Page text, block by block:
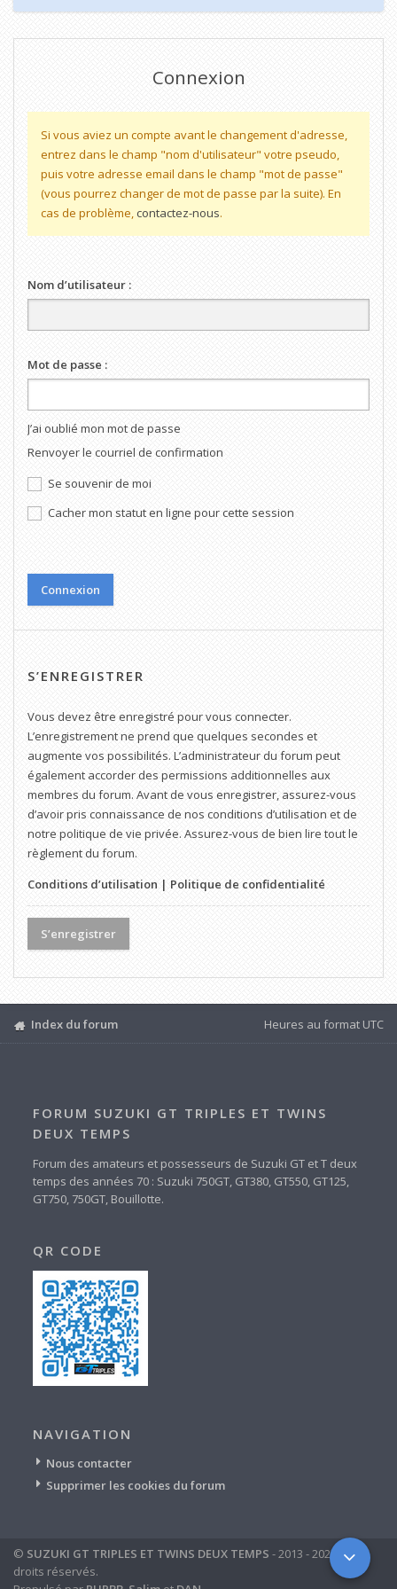
Connexion
Si vous aviez un compte avant le changement d'adresse,
entrez dans le champ "nom d'utilisateur" votre pseudo,
puis votre adresse email dans le champ "mot de passe"
(vous pourrez changer de mot de passe par la suite). En
cas de problème, contactez-nous.
Nom d’utilisateur :
Mot de passe :
J’ai oublié mon mot de passe
Renvoyer le courriel de confirmation
Se souvenir de moi
Cacher mon statut en ligne pour cette session
S’ENREGISTRER
Vous devez être enregistré pour vous connecter.
L’enregistrement ne prend que quelques secondes et
augmente vos possibilités. L’administrateur du forum peut
également accorder des permissions additionnelles aux
membres du forum. Avant de vous enregistrer, assurez-vous
d’avoir pris connaissance de nos conditions d’utilisation et de
notre politique de vie privée. Assurez-vous de bien lire tout le
règlement du forum.
Conditions d’utilisation | Politique de confidentialité
S’enregistrer
Index du forum Heures au format UTC
FORUM SUZUKI GT TRIPLES ET TWINS
DEUX TEMPS
Forum des amateurs et possesseurs de Suzuki GT et T deux
temps des années 70 : Suzuki 750GT, GT380, GT550, GT125,
GT750, 750GT, Bouillotte.
QR CODE
NAVIGATION
Nous contacter
Supprimer les cookies du forum
© SUZUKI GT TRIPLES ET TWINS DEUX TEMPS - 2013 - 2024 - tous
droits réservés.